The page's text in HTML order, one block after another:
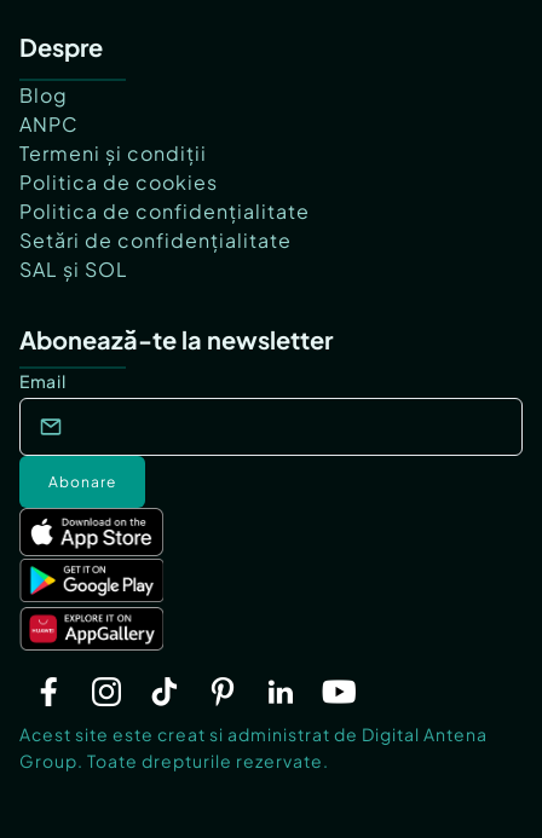
Despre
Blog
ANPC
Termeni și condiții
Politica de cookies
Politica de confidențialitate
Setări de confidențialitate
SAL și SOL
Abonează-te la newsletter
Email
Abonare
Acest site este creat si administrat de Digital Antena
Group. Toate drepturile rezervate.